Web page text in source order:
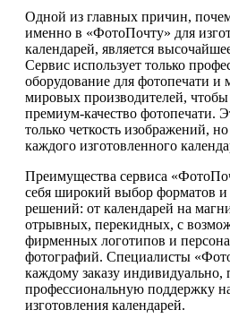
Одной из главных причин,
именно в «ФотоПочту» для
календарей, является
Сервис использует только
оборудование для фотопечати и
мировых производителей, чтобы
премиум-качество фотопечати.
только четкость изображений,
каждого изготовленного
Преимущества сервиса
себя широкий выбор форматов и
решений: от календарей на
отрывных, перекидных, с
фирменных логотипов и
фотографий. Специалисты
каждому заказу индивидуально,
профессиональную поддержку
изготовления календарей.